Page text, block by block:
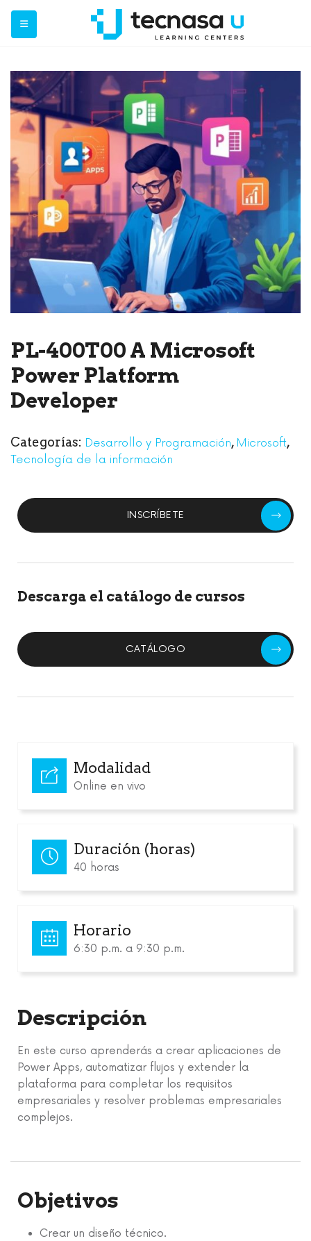
PL-400T00 A Microsoft
Power Platform
Developer
Categorías: Desarrollo y Programación, Microsoft,
Tecnología de la información
INSCRÍBETE
Descarga el catálogo de cursos
CATÁLOGO
Modalidad
Online en vivo
Duración (horas)
40 horas
Horario
6:30 p.m. a 9:30 p.m.
Descripción
En este curso aprenderás a crear aplicaciones de
Power Apps, automatizar flujos y extender la
plataforma para completar los requisitos
empresariales y resolver problemas empresariales
complejos.
Objetivos
Crear un diseño técnico.